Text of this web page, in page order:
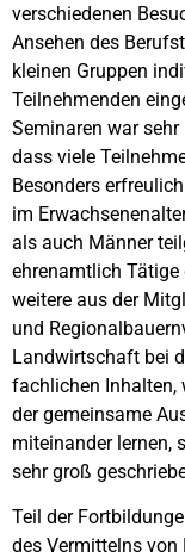
verschiedenen
Ansehen des
kleinen Gruppen
Teilnehmenden
Seminaren war
dass viele
Besonders
im
als auch Männer
ehrenamtlich
weitere aus der
und
Landwirtschaft bei
fachlichen Inhalten,
der gemeinsame
miteinander lernen,
sehr groß
Teil der
des Vermittelns von